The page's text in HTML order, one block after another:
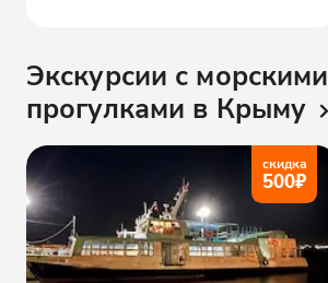
Экскурсии с морскими
прогулками в Крыму
скидка
500₽